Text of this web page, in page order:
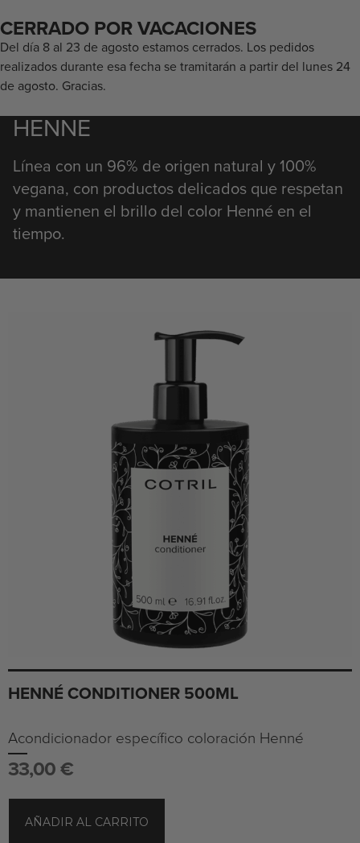
HENNE
Línea con un 96% de origen natural y 100%
vegana, con productos delicados que respetan
y mantienen el brillo del color Henné en el
tiempo.
HENNÉ CONDITIONER 500ML
Acondicionador específico coloración Henné
33,00 €
AÑADIR AL CARRITO
CERRADO POR VACACIONES
Del día 8 al 23 de agosto estamos cerrados. Los pedidos
realizados durante esa fecha se tramitarán a partir del lunes 24
de agosto. Gracias.